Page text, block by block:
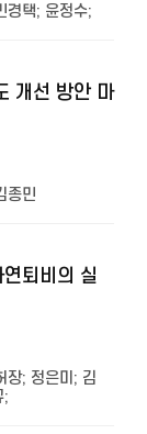
경택; 윤정수;
개선 방안 마
종민
퇴비의 실
장; 정은미 ; 김
;